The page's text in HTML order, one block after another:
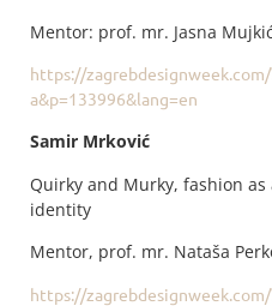
Mentor: prof. mr. Jasna Mujkić
https://
a&p=133996&lang=en
Samir Mrković
Quirky and Murky, fashion
identity
Mentor, prof. mr. Nataša
https://